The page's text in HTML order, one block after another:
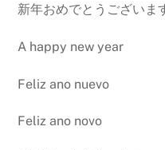
新年おめでとうございま
A happy new year
Feliz ano nuevo
Feliz ano novo